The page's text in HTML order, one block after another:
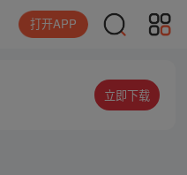
打开APP
立即下载